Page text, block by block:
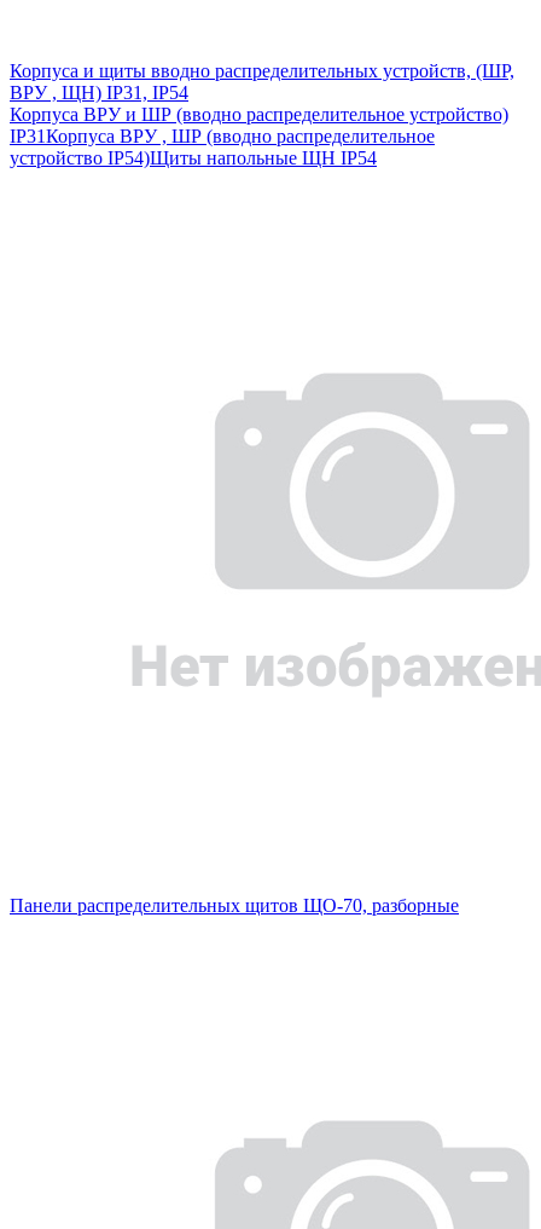
Корпуса и щиты вводно распределительных устройств, (ШР,
ВРУ , ЩН) IP31, IP54
Корпуса ВРУ и ШР (вводно распределительное устройство)
IP31Корпуса ВРУ , ШР (вводно распределительное
устройство IP54)Щиты напольные ЩН IP54
Панели распределительных щитов ЩО-70, разборные